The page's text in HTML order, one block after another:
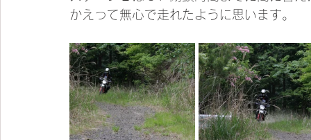
かえって無心で走れたように思います。